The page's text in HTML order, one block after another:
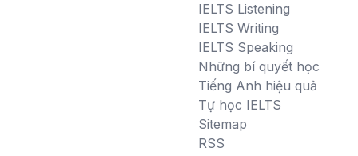
IELTS Listening
IELTS Writing
IELTS Speaking
Những bí quyết học
Tiếng Anh hiệu quả
Tự học IELTS
Sitemap
RSS